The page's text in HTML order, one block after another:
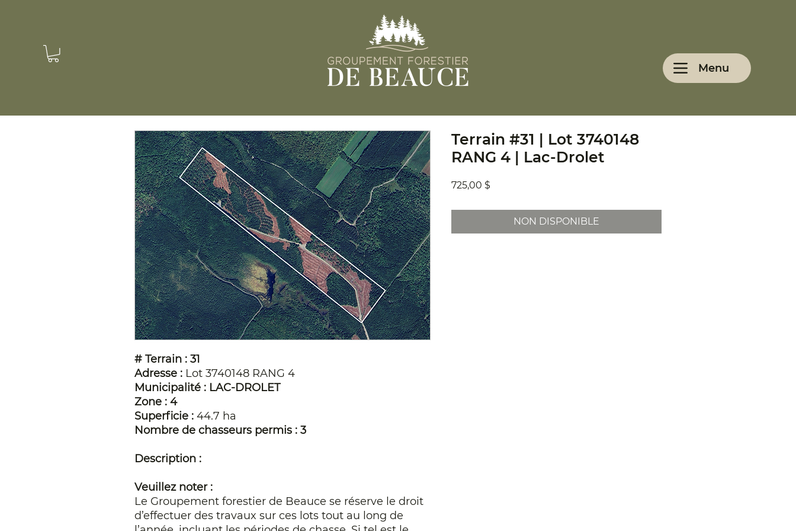
Menu
# Terrain : 31
Adresse : Lot 3740148 RANG 4
Municipalité : LAC-DROLET
Zone : 4
Superficie : 44.7 ha
Nombre de chasseurs permis : 3
Description :
Veuillez noter :
Le Groupement forestier de Beauce se réserve le droit
d’effectuer des travaux sur ces lots tout au long de
Terrain #31 | Lot 3740148
RANG 4 | Lac-Drolet
725,00 $
NON DISPONIBLE